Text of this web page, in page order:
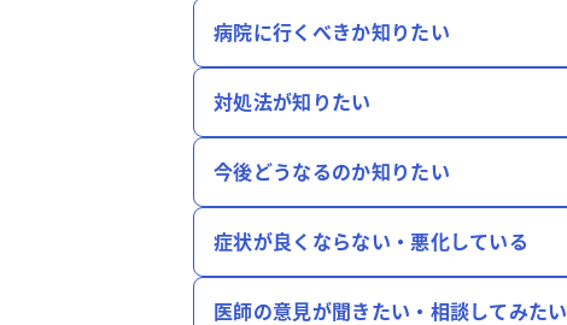
病院に行くべきか知りたい
対処法が知りたい
今後どうなるのか知りたい
症状が良くならない・悪化している
医師の意見が聞きたい・相談してみたい